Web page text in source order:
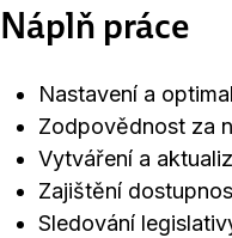
Náplň práce
Nastavení a
Zodpovědnost za
Vytváření a
Zajištění
Sledování